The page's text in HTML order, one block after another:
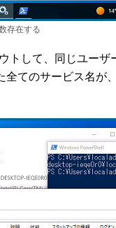
存在する
トして、同じユーザ
てのサービス名が